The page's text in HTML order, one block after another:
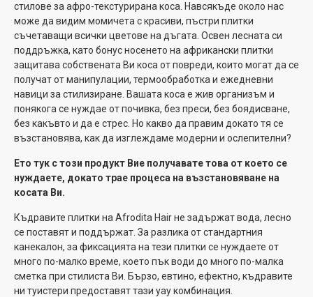
стилове за афро-текстурирана коса. Навсякъде около нас
може да видим момичета с красиви, пъстри плитки
съчетаващи всички цветове на дъгата. Освен лесната си
поддръжка, като бонус носенето на африкански плитки
защитава собствената Ви коса от повреди, които могат да се
получат от манипулации, термообработка и ежедневни
навици за стилизиране. Вашата коса е жив организъм и
понякога се нуждае от почивка, без преси, без боядисване,
без какъвто и да е стрес. Но какво да правим докато тя се
възстановява, как да изглеждаме модерни и ослепителни?
Ето тук с този продукт Вие получавате това от което се
нуждаете, докато трае процеса на възстановяване на
косата Ви.
Къдравите плитки на Afrodita Hair не задържат вода, лесно
се поставят и поддържат. За разлика от стандартния
канекалон, за фиксацията на тези плитки се нуждаете от
много по-малко време, което пък води до много по-малка
сметка при стилиста Ви. Бързо, евтино, ефектно, къдравите
ни туистери предоставят тази уау комбинация.